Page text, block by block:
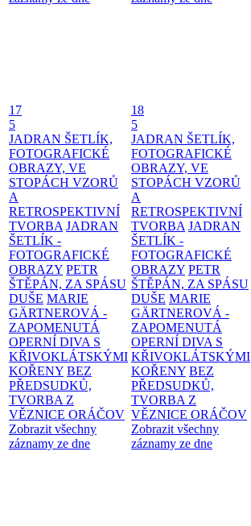
17
5
JADRAN ŠETLÍK,
FOTOGRAFICKÉ
OBRAZY, VE
STOPÁCH VZORŮ
A
RETROSPEKTIVNÍ
TVORBA JADRAN
ŠETLÍK -
FOTOGRAFICKÉ
OBRAZY PETR
ŠTĚPÁN, ZA SPÁSU
DUŠE MARIE
GÄRTNEROVÁ -
ZAPOMENUTÁ
OPERNÍ DIVA S
KŘIVOKLÁTSKÝMI
KOŘENY BEZ
PŘEDSUDKŮ,
TVORBA Z
VĚZNICE ORÁČOV
Zobrazit všechny
záznamy ze dne
18
5
JADRAN ŠETLÍK,
FOTOGRAFICKÉ
OBRAZY, VE
STOPÁCH VZORŮ
A
RETROSPEKTIVNÍ
TVORBA JADRAN
ŠETLÍK -
FOTOGRAFICKÉ
OBRAZY PETR
ŠTĚPÁN, ZA SPÁSU
DUŠE MARIE
GÄRTNEROVÁ -
ZAPOMENUTÁ
OPERNÍ DIVA S
KŘIVOKLÁTSKÝMI
KOŘENY BEZ
PŘEDSUDKŮ,
TVORBA Z
VĚZNICE ORÁČOV
Zobrazit všechny
záznamy ze dne